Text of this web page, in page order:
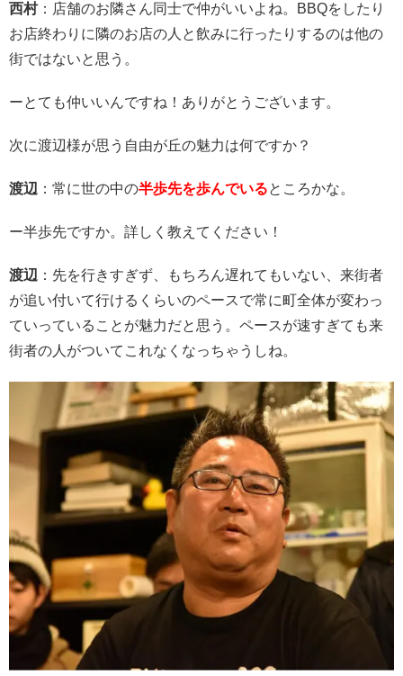
西村：店舗のお隣さん同士で仲がいいよね。BBQをしたり
お店終わりに隣のお店の人と飲みに行ったりするのは他の
街ではないと思う。
ーとても仲いいんですね！ありがとうございます。
次に渡辺様が思う自由が丘の魅力は何ですか？
渡辺 ：常に世の中の半歩先を歩んでいるところかな。
ー半歩先ですか。詳しく教えてください！
渡辺 ：先を行きすぎず、もちろん遅れてもいない、来街者
が追い付いて行けるくらいのペースで常に町全体が変わっ
ていっていることが魅力だと思う。ペースが速すぎても来
街者の人がついてこれなくなっちゃうしね。